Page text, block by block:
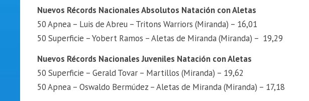
Nuevos Récords Nacionales Absolutos Natación con Aletas
50 Apnea – Luis de Abreu – Tritons Warriors (Miranda) – 16,01
50 Superficie – Yobert Ramos – Aletas de Miranda (Miranda) – 19,29
Nuevos Récords Nacionales Juveniles Natación con Aletas
50 Superficie – Gerald Tovar – Martillos (Miranda) – 19,62
50 Apnea – Oswaldo Bermúdez – Aletas de Miranda (Miranda) – 17,18